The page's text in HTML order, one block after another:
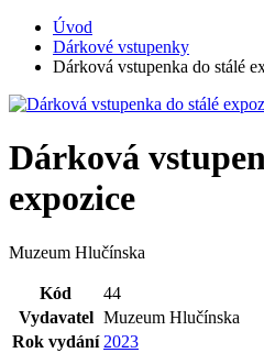
Úvod
Dárkové vstupenky
Dárková vstupenka do stálé
Dárková
expozice
Muzeum Hlučínska
Kód
44
Vydavatel Muzeum Hlučínska
Rok vydání 2023